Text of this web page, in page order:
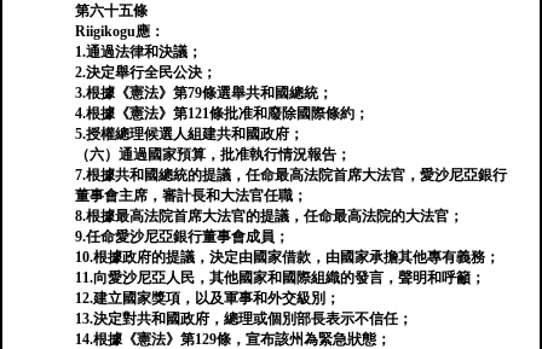
第六十五條
Riigikogu應：
1.通過法律和決議；
2.決定舉行全民公決；
3.根據《憲法》第79條選舉共和國總統；
4.根據《憲法》第121條批准和廢除國際條約；
5.授權總理候選人組建共和國政府；
（六）通過國家預算，批准執行情況報告；
7.根據共和國總統的提議，任命最高法院首席大法官，愛沙尼亞銀行
董事會主席，審計長和大法官任職；
8.根據最高法院首席大法官的提議，任命最高法院的大法官；
9.任命愛沙尼亞銀行董事會成員；
10.根據政府的提議，決定由國家借款，由國家承擔其他專有義務；
11.向愛沙尼亞人民，其他國家和國際組織的發言，聲明和呼籲；
12.建立國家獎項，以及軍事和外交級別；
13.決定對共和國政府，總理或個別部長表示不信任；
14.根據《憲法》第129條，宣布該州為緊急狀態；